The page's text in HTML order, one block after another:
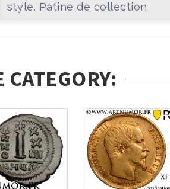
style. Patine de collection